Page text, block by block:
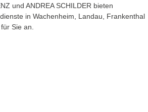
und ANDREA SCHILDER bieten
in Wachenheim, Landau, Frankenthal
Sie an.